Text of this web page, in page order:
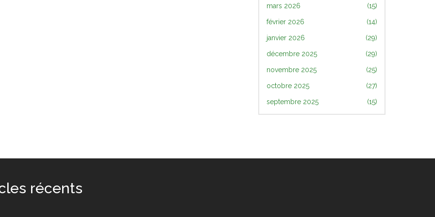
mars 2026 (15)
février 2026 (14)
janvier 2026 (29)
décembre 2025 (29)
novembre 2025 (25)
octobre 2025 (27)
septembre 2025 (15)
récents